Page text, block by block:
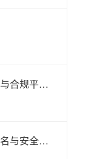
天津期货配资指南：杠杆策略与合规平台解析
株洲股票配资平台正规公司排名与安全选择指南